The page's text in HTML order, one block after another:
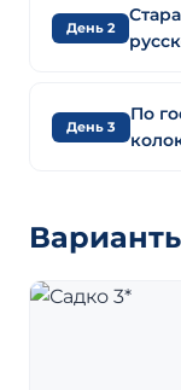
День 2
День 3
По